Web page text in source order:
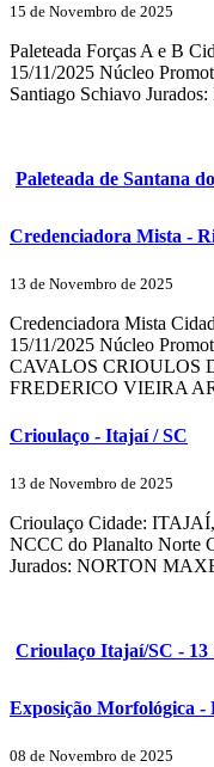
15 de Novembro de 2025
Paleteada Forças A e B
15/11/2025 Núcleo
Santiago Schiavo
Paleteada de Santana
Credenciadora Mista -
13 de Novembro de 2025
Credenciadora Mista
15/11/2025 Núcleo
CAVALOS CRIOULOS
FREDERICO VIEIRA
Crioulaço - Itajaí / SC
13 de Novembro de 2025
Crioulaço Cidade:
NCCC do Planalto Norte
Jurados: NORTON
Crioulaço Itajaí/SC - 13
Exposição Morfológica -
08 de Novembro de 2025